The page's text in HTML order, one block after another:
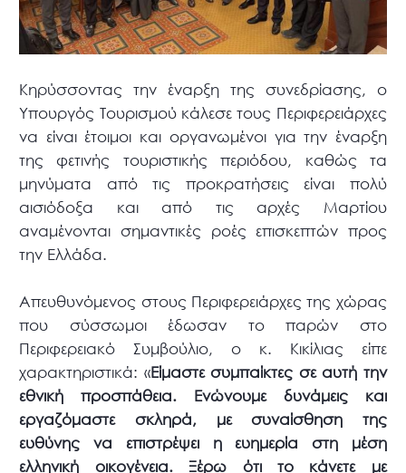
Κηρύσσοντας την έναρξη της συνεδρίασης, ο
Υπουργός Τουρισμού κάλεσε τους Περιφερειάρχες
να είναι έτοιμοι και οργανωμένοι για την έναρξη
της φετινής τουριστικής περιόδου, καθώς τα
μηνύματα από τις προκρατήσεις είναι πολύ
αισιόδοξα και από τις αρχές Μαρτίου
αναμένονται σημαντικές ροές επισκεπτών προς
την Ελλάδα.
Απευθυνόμενος στους Περιφερειάρχες της χώρας
που σύσσωμοι έδωσαν το παρών στο
Περιφερειακό Συμβούλιο, ο κ. Κικίλιας είπε
χαρακτηριστικά: «Είμαστε συμπαίκτες σε αυτή την
εθνική προσπάθεια. Ενώνουμε δυνάμεις και
εργαζόμαστε σκληρά, με συναίσθηση της
ευθύνης να επιστρέψει η ευημερία στη μέση
ελληνική οικογένεια. Ξέρω ότι το κάνετε με